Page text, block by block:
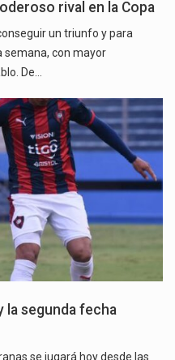
rival en la Copa
un triunfo y para
con mayor
De…
la segunda fecha
se jugará hoy desde las